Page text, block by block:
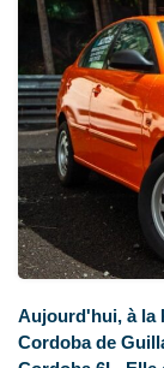
Aujourd'hui, à la
Cordoba de